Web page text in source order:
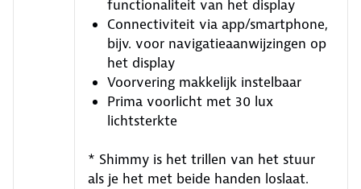
functionaliteit van het display
Connectiviteit via app/smartphone,
bijv. voor navigatieaanwijzingen op
het display
Voorvering makkelijk instelbaar
Prima voorlicht met 30 lux
lichtsterkte
* Shimmy is het trillen van het stuur
als je het met beide handen loslaat.